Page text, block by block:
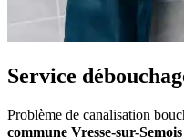
Service
Problème de canalisation
commune Vresse-sur-Semois